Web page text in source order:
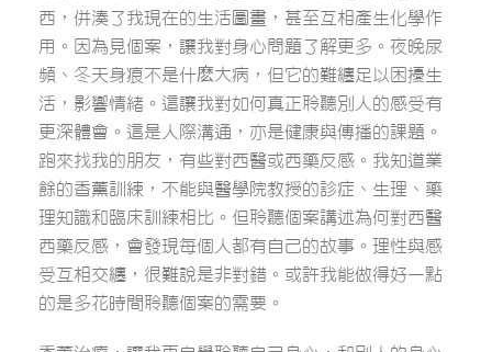
西，併湊了我現在的生活圖畫，甚至互相產生化學作
用。因為見個案，讓我對身心問題了解更多。夜晚尿
頻、冬天身痕不是什麽大病，但它的難纏足以困擾生
活，影響情緒。這讓我對如何真正聆聽別人的感受有
更深體會。這是人際溝通，亦是健康與傳播的課題。
跑來找我的朋友，有些對西醫或西藥反感。我知道業
餘的香薰訓練，不能與醫學院教授的診症、生理、藥
理知識和臨床訓練相比。但聆聽個案講述為何對西醫
西藥反感，會發現每個人都有自己的故事。理性與感
受互相交纏，很難說是非對錯。或許我能做得好一點
的是多花時間聆聽個案的需要。